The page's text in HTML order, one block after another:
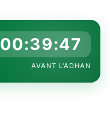
00:39:46
AVANT L'ADHAN